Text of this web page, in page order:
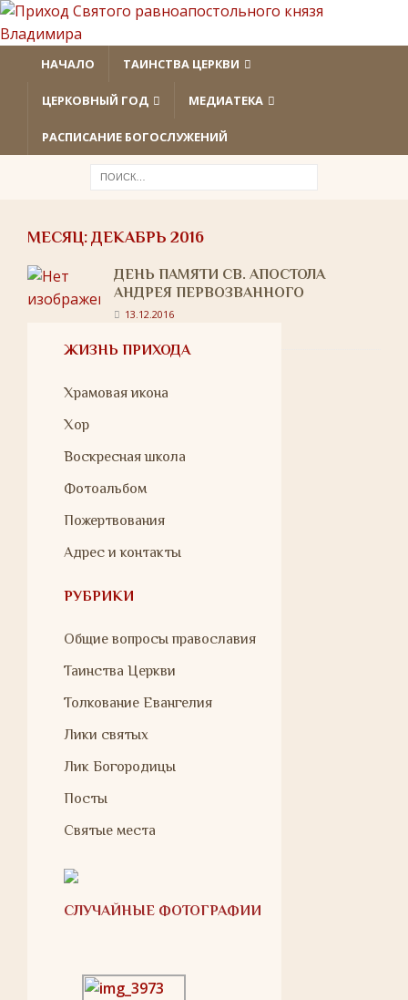
НАЧАЛО ТАИНСТВА ЦЕРКВИ
ЦЕРКОВНЫЙ ГОД МЕДИАТЕКА
РАСПИСАНИЕ БОГОСЛУЖЕНИЙ
МЕСЯЦ: ДЕКАБРЬ 2016
ДЕНЬ ПАМЯТИ СВ. АПОСТОЛА
АНДРЕЯ ПЕРВОЗВАННОГО
13.12.2016
ЖИЗНЬ ПРИХОДА
Храмовая икона
Хор
Воскресная школа
Фотоальбом
Пожертвования
Адрес и контакты
РУБРИКИ
Общие вопросы православия
Таинства Церкви
Толкование Евангелия
Лики святых
Лик Богородицы
Посты
Святые места
СЛУЧАЙНЫЕ ФОТОГРАФИИ